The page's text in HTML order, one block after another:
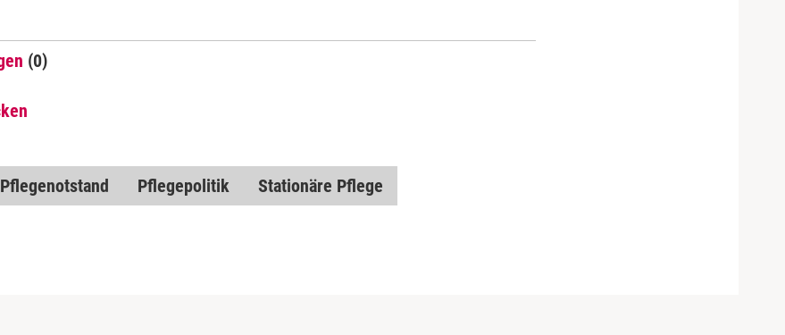
(0)
Pflegenotstand Pflegepolitik Stationäre Pflege